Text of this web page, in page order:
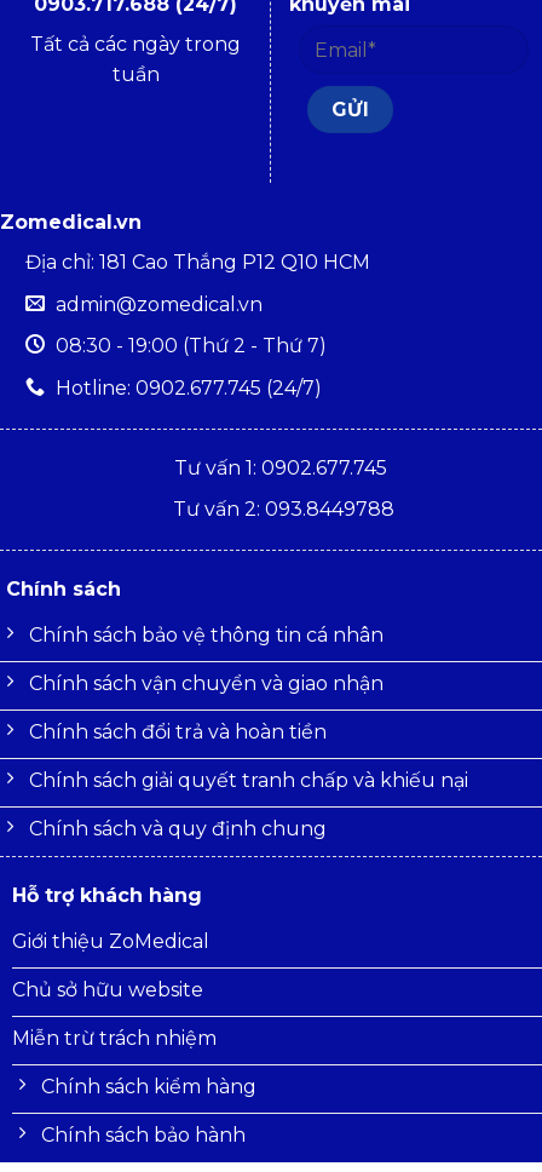
0903.717.688 (24/7)
Tất cả các ngày trong
tuần
khuyến mãi
Zomedical.vn
Địa chỉ: 181 Cao Thắng P12 Q10 HCM
admin@zomedical.vn
08:30 - 19:00 (Thứ 2 - Thứ 7)
Hotline: 0902.677.745 (24/7)
Tư vấn 1: 0902.677.745
Tư vấn 2: 093.8449788
Chính sách
Chính sách bảo vệ thông tin cá nhân
Chính sách vận chuyển và giao nhận
Chính sách đổi trả và hoàn tiền
Chính sách giải quyết tranh chấp và khiếu nại
Chính sách và quy định chung
Hỗ trợ khách hàng
Giới thiệu ZoMedical
Chủ sở hữu website
Miễn trừ trách nhiệm
Chính sách kiểm hàng
Chính sách bảo hành